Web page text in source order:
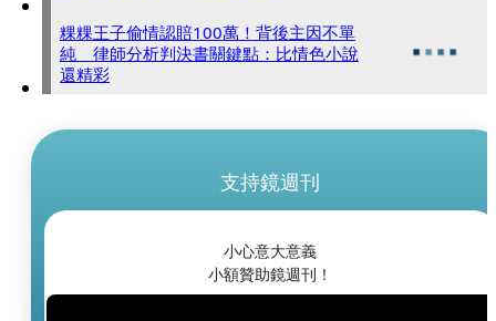
粿粿王子偷情認賠100萬！背後主因不單
純 律師分析判決書關鍵點：比情色小說
還精彩
支持鏡週刊
小心意大意義
小額贊助鏡週刊！